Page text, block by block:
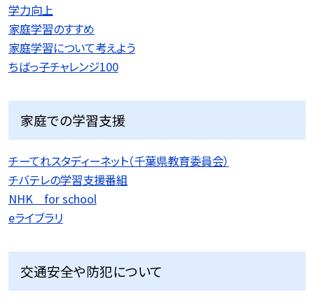
学力向上
家庭学習のすすめ
家庭学習について考えよう
ちばっ子チャレンジ100
家庭での学習支援
チーてれスタディーネット（千葉県教育委員会）
チバテレの学習支援番組
NHK for school
eライブラリ
交通安全や防犯について